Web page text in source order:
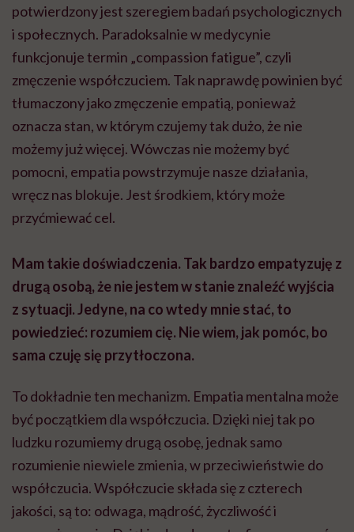
potwierdzony jest szeregiem badań psychologicznych
i społecznych. Paradoksalnie w medycynie
funkcjonuje termin „compassion fatigue”, czyli
zmęczenie współczuciem. Tak naprawdę powinien być
tłumaczony jako zmęczenie empatią, ponieważ
oznacza stan, w którym czujemy tak dużo, że nie
możemy już więcej. Wówczas nie możemy być
pomocni, empatia powstrzymuje nasze działania,
wręcz nas blokuje. Jest środkiem, który może
przyćmiewać cel.
Mam takie doświadczenia. Tak bardzo empatyzuję z
drugą osobą, że nie jestem w stanie znaleźć wyjścia
z sytuacji. Jedyne, na co wtedy mnie stać, to
powiedzieć: rozumiem cię. Nie wiem, jak pomóc, bo
sama czuję się przytłoczona.
To dokładnie ten mechanizm. Empatia mentalna może
być początkiem dla współczucia. Dzięki niej tak po
ludzku rozumiemy drugą osobę, jednak samo
rozumienie niewiele zmienia, w przeciwieństwie do
współczucia. Współczucie składa się z czterech
jakości, są to: odwaga, mądrość, życzliwość i